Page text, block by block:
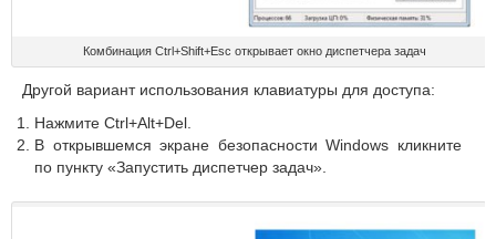
Комбинация Ctrl+Shift+Esc открывает окно диспетчера задач
Другой вариант использования клавиатуры для доступа:
Нажмите Ctrl+Alt+Del.
В открывшемся экране безопасности Windows кликните
по пункту «Запустить диспетчер задач».